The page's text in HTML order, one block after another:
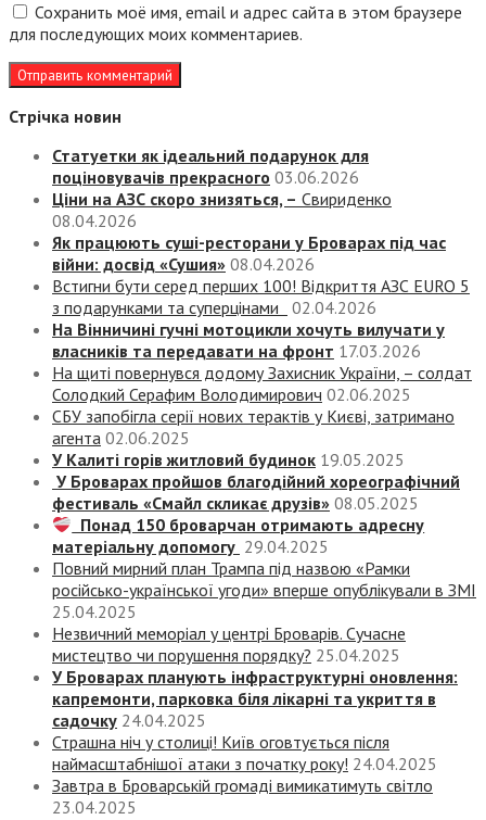
Сохранить моё имя, email и адрес сайта в этом браузере
для последующих моих комментариев.
Стрічка новин
Статуетки як ідеальний подарунок для
поціновувачів прекрасного 03.06.2026
Ціни на АЗС скоро знизяться, – Свириденко
08.04.2026
Як працюють суші-ресторани у Броварах під час
війни: досвід «Сушия» 08.04.2026
Встигни бути серед перших 100! Відкриття АЗС EURO 5
з подарунками та суперцінами
02.04.2026
На Вінничині гучні мотоцикли хочуть вилучати у
власників та передавати на фронт 17.03.2026
На щиті повернувся додому Захисник України, – солдат
Солодкий Серафим Володимирович 02.06.2025
СБУ запобігла серії нових терактів у Києві, затримано
агента 02.06.2025
У Калиті горів житловий будинок 19.05.2025
У Броварах пройшов благодійний хореографічний
фестиваль «Смайл скликає друзів» 08.05.2025
Понад 150 броварчан отримають адресну
матеріальну допомогу 29.04.2025
Повний мирний план Трампа під назвою «‎Рамки
російсько-української угоди» вперше опублікували в ЗМІ
25.04.2025
Незвичний меморіал у центрі Броварів. Сучасне
мистецтво чи порушення порядку? 25.04.2025
У Броварах планують інфраструктурні оновлення:
капремонти, парковка біля лікарні та укриття в
садочку 24.04.2025
Страшна ніч у столиці! Київ оговтується після
наймасштабнішої атаки з початку року! 24.04.2025
Завтра в Броварській громаді вимикатимуть світло
23.04.2025